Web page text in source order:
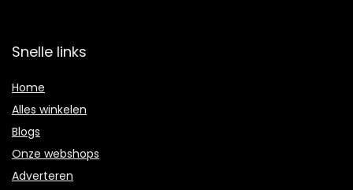
Snelle links
Home
Alles winkelen
Blogs
Onze webshops
Adverteren